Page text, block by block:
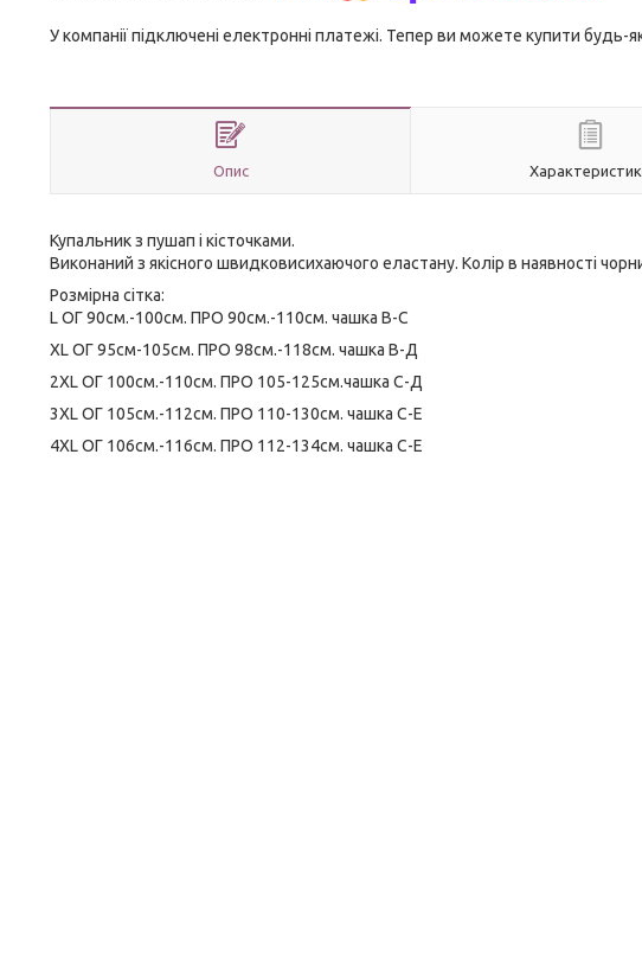
У компанії підключені електронні платежі. Тепер ви можете купити будь-
Опис
Купальник з пушап і кісточками.
Виконаний з якісного швидковисихаючого еластану. Колір в наявності
Розмірна сітка:
L ОГ 90см.-100см. ПРО 90см.-110см. чашка В-С
XL ОГ 95см-105см. ПРО 98см.-118см. чашка В-Д
2XL ОГ 100см.-110см. ПРО 105-125см.чашка С-Д
3XL ОГ 105см.-112см. ПРО 110-130см. чашка С-Е
4XL ОГ 106см.-116см. ПРО 112-134см. чашка С-Е